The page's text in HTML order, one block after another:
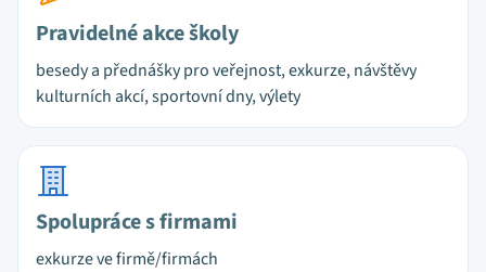
Pravidelné akce školy
besedy a přednášky pro veřejnost, exkurze, návštěvy
kulturních akcí, sportovní dny, výlety
Spolupráce s firmami
exkurze ve firmě/firmách